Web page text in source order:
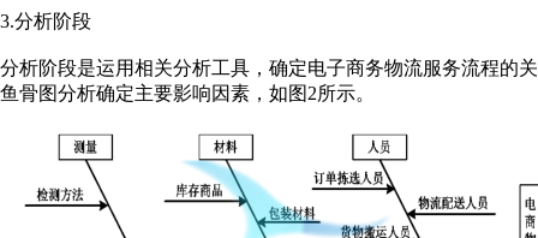
3.分析阶段
分析阶段是运用相关分析工具，确定电子商务物流服务流程的
鱼骨图分析确定主要影响因素，如图2所示。